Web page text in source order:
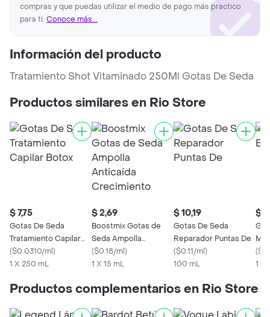
compras y que puedas utilizar el medio de pago más practico
para ti. Conoce más...
Información del producto
Tratamiento Shot Vitaminado 250Ml Gotas De Seda
Productos similares en Rio Store
$ 7,75
Gotas De Seda
Tratamiento Capilar
Botox
($0.0310/ml)
1 X 250 mL
$ 2,69
Boostmix Gotas de
Seda Ampolla
Anticaída Crecimiento
($0.18/ml)
1 X 15 mL
$ 10,19
Gotas De Seda
Reparador Puntas De
($0.11/ml)
100 mL
$
(
1 X
Productos complementarios en Rio Store